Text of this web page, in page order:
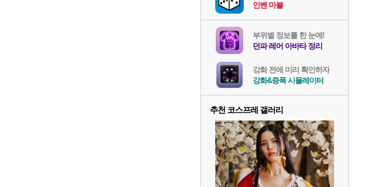
인벤 마블
부위별 정보를 한 눈에!
던파 레어 아바타 정리
강화 전에 미리 확인하자
강화&증폭 시뮬레이터
추천 코스프레 갤러리